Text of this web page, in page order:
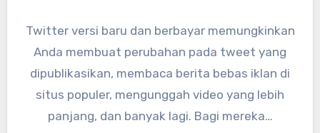
Twitter versi baru dan berbayar memungkinkan
Anda membuat perubahan pada tweet yang
dipublikasikan, membaca berita bebas iklan di
situs populer, mengunggah video yang lebih
panjang, dan banyak lagi. Bagi mereka…